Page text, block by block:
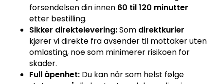
forsendelsen din innen 60 til 120 minutter
etter bestilling.
Sikker direktelevering:Som direktkurier
kjører vi direkte fra avsender til mottaker uten
omlasting, noe som minimerer risikoen for
skader.
Full åpenhet: Du kan når som helst følge